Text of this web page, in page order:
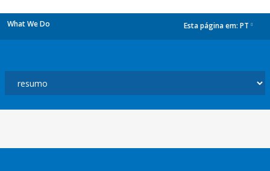
What We Do Esta página em: PT